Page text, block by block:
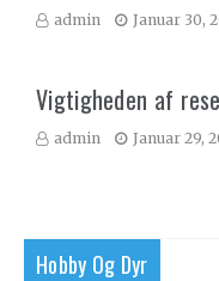
admin Januar 30,
Vigtigheden af
admin Januar 29,
Hobby Og Dyr